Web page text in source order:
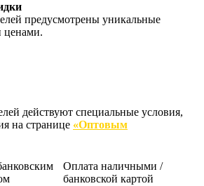
предусмотрены уникальные
ценами.
действуют специальные условия,
на странице «Оптовым
Оплата наличными /
банковской картой